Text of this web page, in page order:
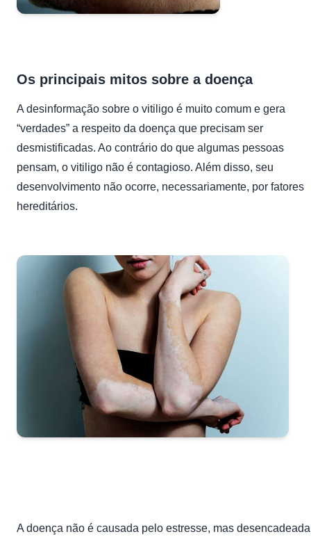
Os principais mitos sobre a doença
A desinformação sobre o vitiligo é muito comum e gera
“verdades” a respeito da doença que precisam ser
desmistificadas. Ao contrário do que algumas pessoas
pensam, o vitiligo não é contagioso. Além disso, seu
desenvolvimento não ocorre, necessariamente, por fatores
hereditários.
A doença não é causada pelo estresse, mas desencadeada